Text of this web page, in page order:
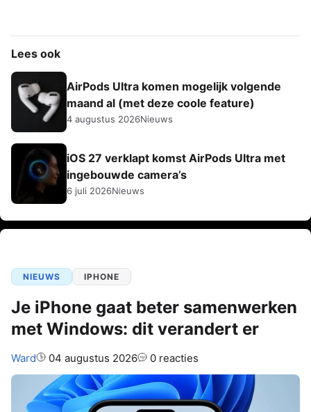
Lees ook
AirPods Ultra komen mogelijk volgende
maand al (met deze coole feature)
4 augustus 2026Nieuws
iOS 27 verklapt komst AirPods Ultra met
ingebouwde camera’s
6 juli 2026Nieuws
NIEUWS IPHONE
Je iPhone gaat beter samenwerken
met Windows: dit verandert er
Auteur:
Ward 04 augustus 2026 0 reacties